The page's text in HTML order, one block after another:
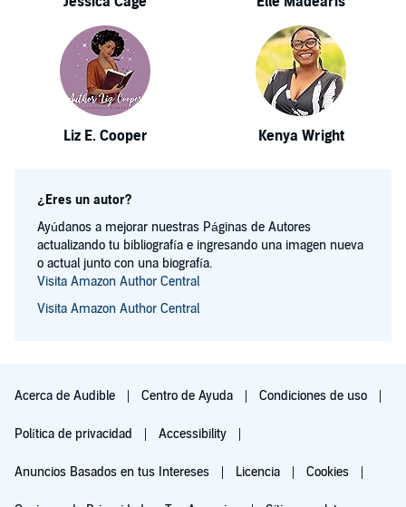
Liz E. Cooper Kenya Wright
¿Eres un autor?
Ayúdanos a mejorar nuestras Páginas de Autores
actualizando tu bibliografía e ingresando una imagen nueva
o actual junto con una biografía.
Visita Amazon Author Central
Visita Amazon Author Central
Acerca de Audible Centro de Ayuda Condiciones de uso
Política de privacidad Accessibility
Anuncios Basados en tus Intereses Licencia Cookies